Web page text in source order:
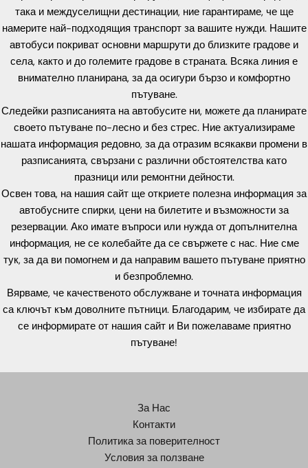
така и междуселищни дестинации, ние гарантираме, че ще
намерите най-подходящия транспорт за вашите нужди. Нашите
автобуси покриват основни маршрути до близките градове и
села, както и до големите градове в страната. Всяка линия е
внимателно планирана, за да осигури бързо и комфортно
пътуване.
Следейки разписанията на автобусите ни, можете да планирате
своето пътуване по-лесно и без стрес. Ние актуализираме
нашата информация редовно, за да отразим всякакви промени в
разписанията, свързани с различни обстоятелства като
празници или ремонтни дейности.
Освен това, на нашия сайт ще откриете полезна информация за
автобусните спирки, цени на билетите и възможности за
резервации. Ако имате въпроси или нужда от допълнителна
информация, не се колебайте да се свържете с нас. Ние сме
тук, за да ви помогнем и да направим вашето пътуване приятно
и безпроблемно.
Вярваме, че качественото обслужване и точната информация
са ключът към доволните пътници. Благодарим, че избирате да
се информирате от нашия сайт и Ви пожелаваме приятно
пътуване!
За Нас
Контакти
Политика за поверителност
Условия за ползване